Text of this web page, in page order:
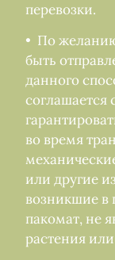
перевозки.
• По
быть
данного
соглашается
во время
или другие
возникшие в
пакомат, не
растения